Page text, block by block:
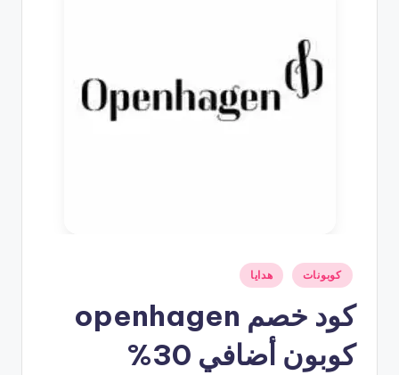
نُشر
في
كوبونات هدايا
كود خصم openhagen
كوبون أضافي 30%